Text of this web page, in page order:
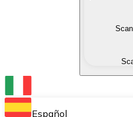
Converti le tue
Scambia una
Conserva le tue cripto
Español